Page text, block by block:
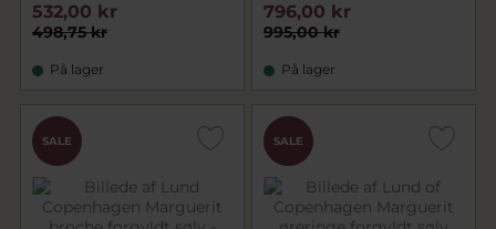
498,75 kr
532,00 kr
På lager
995,00 kr
796,00 kr
På lager
SALE
PRIS
SALE